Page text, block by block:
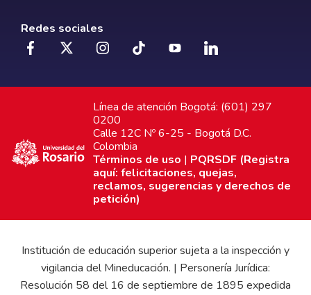
Redes sociales
Línea de atención Bogotá: (601) 297
0200
Calle 12C Nº 6-25 - Bogotá D.C.
Colombia
Términos de uso | PQRSDF (Registra
aquí: felicitaciones, quejas,
reclamos, sugerencias y derechos de
petición)
Institución de educación superior sujeta a la inspección y
vigilancia del Mineducación. | Personería Jurídica:
Resolución 58 del 16 de septiembre de 1895 expedida